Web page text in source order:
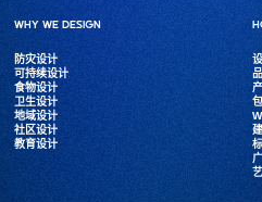
WHY WE DESIGN
WHY WE DESIGN
防灾设计
防灾设计
可持续设计
可持续设计
食物设计
食物设计
卫生设计
卫生设计
地域设计
地域设计
社区设计
社区设计
教育设计
教育设计